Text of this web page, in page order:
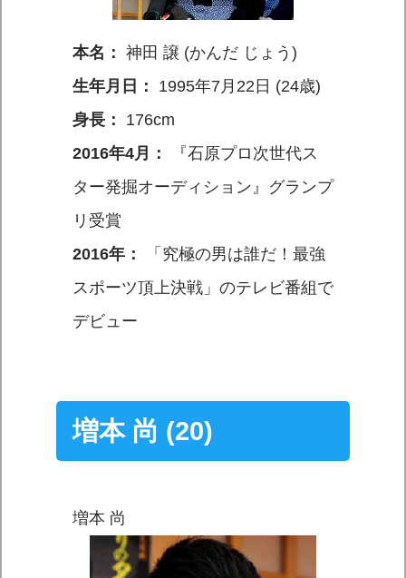
本名： 神田 譲 (かんだ じょう)
生年月日：
1995年7月22日 (24歳)
身長：
176cm
2016年4月：
『石原プロ次世代ス
ター発掘オーディション』グランプ
リ受賞
2016年：
「究極の男は誰だ！最強
スポーツ頂上決戦」のテレビ番組で
デビュー
増本 尚 (20)
増本 尚